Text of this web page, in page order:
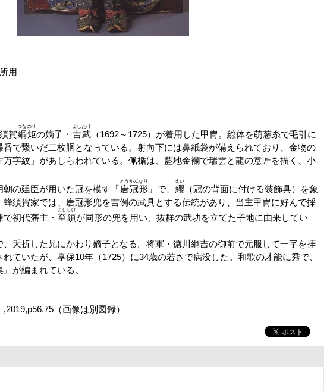
用
賀綱矩
つなのり
の嫡子・ 吉武
よしたけ
（1692～1725）が着用した甲冑。総体を萌葱糸で毛引に
番で繋いだ二枚胴となっている。射向下には鼻紙袋が備えられており、金物の
字紋」があしらわれている。佩楯は、藍地金襴で瑞雲と龍の意匠を描く、小
の廷臣が用いた冠を模す「 唐冠形
とうかんなり
」で、 纓
えい
（冠の背面に付ける装飾具）を象
蜂須賀家では、唐冠形兜を吉例の武具とする伝統があり、当主甲冑に好んで採
初代藩主・ 至鎮
よししげ
が同形の兜を用い、抜群の武功を立てた子地に由来してい
夭折した兄にかわり嫡子となる。将軍・徳川綱吉の御前で元服して一字を拝
ていたが、享保10年（1725）に34歳の若さで病没した。和歌の才能に秀で、
が編まれている。
（画像は別図録）